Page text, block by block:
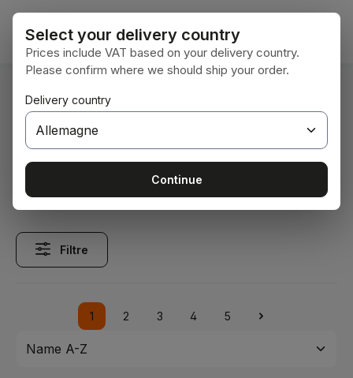
Passer au contenu principal
Vous êtes ici : Accueil
Grünlandtechnik
Filtre
Page
1
Page
2
Page
3
Page
4
Page
5
Select your delivery country
Prices include VAT based on your delivery country.
Please confirm where we should ship your order.
Delivery country
Continue